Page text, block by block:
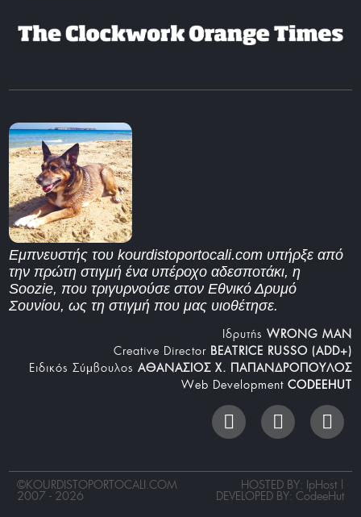
Εμπνευστής του kourdistoportocali.com υπήρξε από
την πρώτη στιγμή ένα υπέροχο αδεσποτάκι, η
Soozie, που τριγυρνούσε στον Εθνικό Δρυμό
Σουνίου, ως τη στιγμή που μας υιοθέτησε.
Iδρυτής WRONG MAN
Creative Director BEATRICE RUSSO (ADD+)
Ειδικός Σύμβουλος ΑΘΑΝΑΣΙΟΣ Χ. ΠΑΠΑΝΔΡΟΠΟΥΛΟΣ
Web Development CODEEHUT
©KOURDISTOPORTOCALI.COM
2007 - 2026
HOSTED BY: IpHost |
DEVELOPED BY: CodeeHut